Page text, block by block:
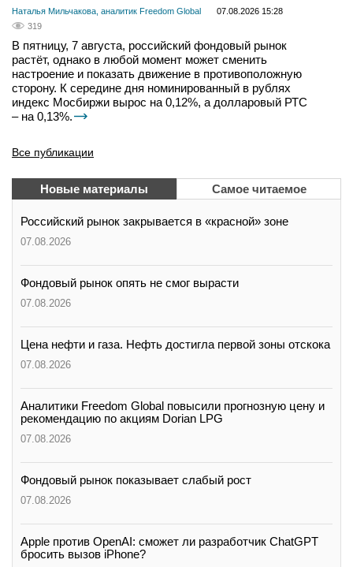
Наталья Мильчакова, аналитик Freedom Global
07.08.2026 15:28
319
В пятницу, 7 августа, российский фондовый рынок
растёт, однако в любой момент может сменить
настроение и показать движение в противоположную
сторону. К середине дня номинированный в рублях
индекс Мосбиржи вырос на 0,12%, а долларовый РТС
– на 0,13%.
Все публикации
Новые материалы Самое читаемое
Российский рынок закрывается в «красной» зоне
07.08.2026
Фондовый рынок опять не смог вырасти
07.08.2026
Цена нефти и газа. Нефть достигла первой зоны отскока
07.08.2026
Аналитики Freedom Global повысили прогнозную цену и
рекомендацию по акциям Dorian LPG
07.08.2026
Фондовый рынок показывает слабый рост
07.08.2026
Apple против OpenAI: сможет ли разработчик ChatGPT
бросить вызов iPhone?